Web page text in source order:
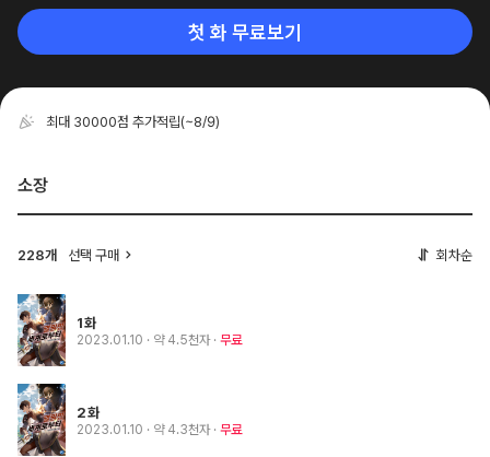
첫 화 무료보기
최대 30000점 추가적립(~8/9)
소장
228개 선택 구매 회차순
1화
2023.01.10 · 약 4.5천자 무료
2화
2023.01.10 · 약 4.3천자 무료